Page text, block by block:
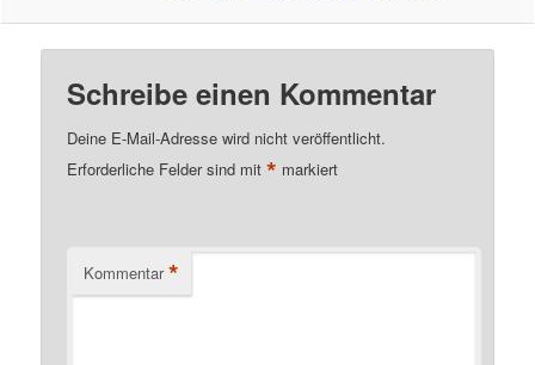
Schreibe einen Kommentar
Deine E-Mail-Adresse wird nicht veröffentlicht.
Erforderliche Felder sind mit* markiert
Kommentar *